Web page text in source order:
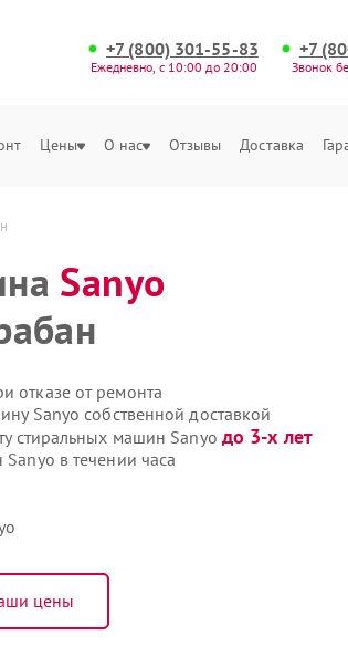
+7 (800) 301-55-83
Ежедневно, с 10:00 до 20:00
+7
Звонок
Цены О нас Отзывы Доставка
Sanyo
отказе от ремонта
Sanyo собственной доставкой
стиральных машин Sanyo до 3-х лет
в течении часа
цены